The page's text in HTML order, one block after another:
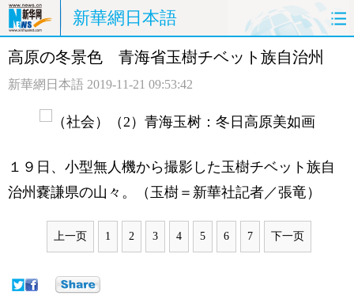
新華網日本語
ホームページ 政治 経済
高原の冬景色 青海省玉樹チベット族自治州
新華網日本語 2019-11-21 09:53:42
１９日、小型無人機から撮影した玉樹チベット族自
治州嚢謙県の山々。（玉樹＝新華社記者／張竜）
上一页 1 2 3 4 5 6 7 下一页